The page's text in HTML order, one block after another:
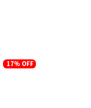
17% OFF